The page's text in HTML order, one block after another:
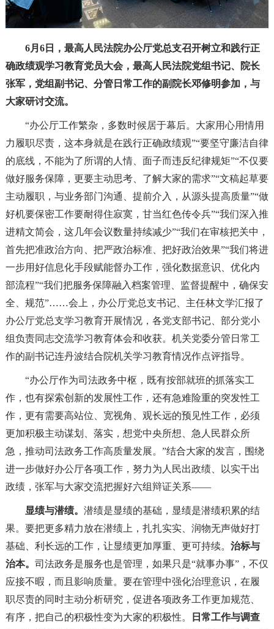
6月6日，最高人民法院办公厅党总支召开树立和践行正
确政绩观学习教育党员大会，最高人民法院党组书记、院长
张军，党组副书记、分管日常工作的副院长邓修明参加，与
大家研讨交流。
“办公厅工作繁杂，多数时候居于幕后。大家用心用情用
力履职尽责，这本身就是在践行正确政绩观”“要坚守廉洁自律
的底线，不能为了所谓的人情、面子而违反纪律规矩”“不仅要
做好服务保障，更要主动思考、了解大家的需求”“文稿起草要
主动履职，与业务部门沟通、提前介入，从源头提高质量”“做
好机要保密工作要耐得住寂寞，甘当红色传令兵”“我们深入推
进精文简会，这几年会议数量持续减少”“我们在审核把关中，
首先把准政治方向、把严政治标准、把好政治效果”“我们将进
一步用好信息化手段赋能督办工作，强化数据意识、优化内
部流程”“我们把服务保障融入档案管理、监督提醒中，确保安
全、规范”……会上，办公厅党总支书记、主任林文学汇报了
办公厅党总支学习教育开展情况，各党支部书记、部分党小
组负责同志交流学习教育体会和收获。机关党委分管日常工
作的副书记连丹波结合院机关学习教育情况作点评指导。
“办公厅作为司法政务中枢，既有按部就班的抓落实工
作，也有探索创新的发展性工作，还有急难险重的突发性工
作，更有需要高站位、宽视角、观长远的预见性工作，必须
更加积极主动谋划、落实，想党中央所想、急人民群众所
急，推动司法政务工作高质量发展。”结合大家的发言，围绕
进一步做好办公厅各项工作，努力为人民出政绩、以实干出
政绩，张军与大家交流把握好六组辩证关系——
显绩与潜绩。 潜绩是显绩的基础，显绩是潜绩积累的结
果。要把更多精力放在潜绩上，扎扎实实、润物无声做好打
基础、利长远的工作，让显绩更加厚重、更可持续。 治标与
治本。 司法政务是服务也是管理，如果只是“就事办事”，不仅
应接不暇，而且影响质量。要在管理中强化治理意识，在履
职尽责的同时主动分析研究，促进各项政务工作更加规范、
有序，把自己的积极性变为大家的积极性。
日常工作与调查